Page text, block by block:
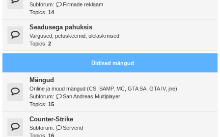
Subforum:
Firmade reklaam
Topics: 14
Seadusega pahuksis
Vargused, petuskeemid, ülelaskmised
Topics: 2
Üldised mängud
Mängud
Online ja muud mängud (CS, SAMP, MC, GTA SA, GTA IV, jne)
Subforum:
San Andreas Multiplayer
Topics: 15
Counter-Strike
Subforum:
Serverid
Topics: 16